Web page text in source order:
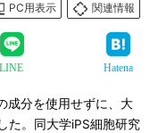
PC用表示
関連情報
LINE Hatena
成分を使用せずに、大
た。同大学iPS細胞研究